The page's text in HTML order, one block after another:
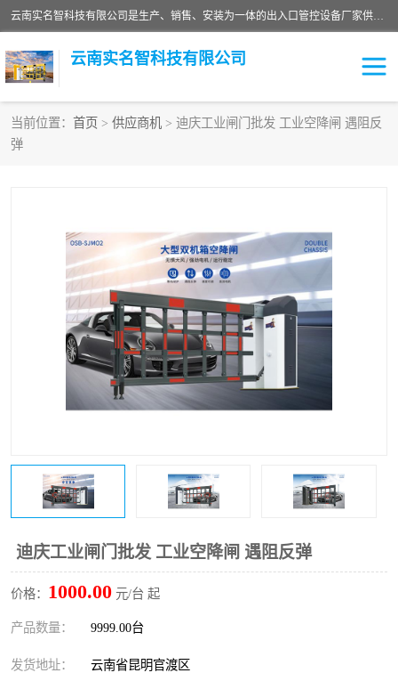
云南实名智科技有限公司是生产、销售、安装为一体的出入口管控设备厂家供应商。主营:电动伸缩门、道闸、广告道闸、重型空降闸、车牌识别、门禁通道、升降柱、岗亭、旗杆等智能设备。主营产品: 电动伸缩门,道闸门禁,车牌识别 生产、销售、安装为一体的出入口管控设备厂家源头供应商。
云南实名智科技有限公司
当前位置： 首页 > 供应商机 > 迪庆工业闸门批发 工业空降闸 遇阻反
弹
迪庆工业闸门批发 工业空降闸 遇阻反弹
价格： 1000.00 元/台 起
产品数量： 9999.00台
发货地址： 云南省昆明官渡区
升降门系列 通道闸系列
小门系列 伸缩门